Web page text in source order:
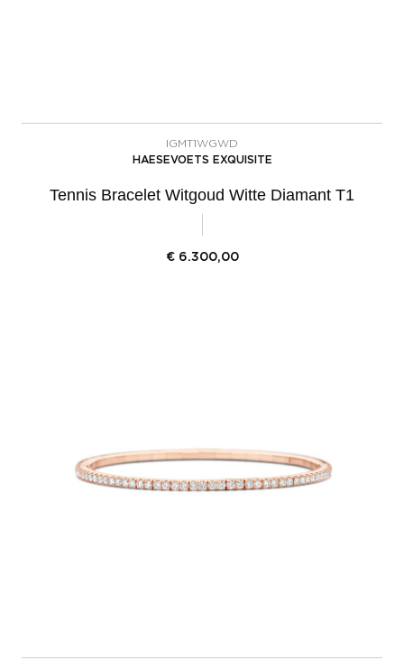
IGMT1WGWD
HAESEVOETS EXQUISITE
Tennis Bracelet Witgoud Witte Diamant T1
€ 6.300,00